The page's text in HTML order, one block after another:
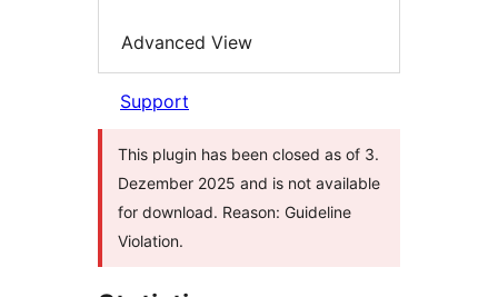
Advanced View
Support
This plugin has been closed as of 3.
Dezember 2025 and is not available
for download. Reason: Guideline
Violation.